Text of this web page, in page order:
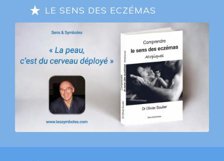
LE SENS DES ECZÉMAS